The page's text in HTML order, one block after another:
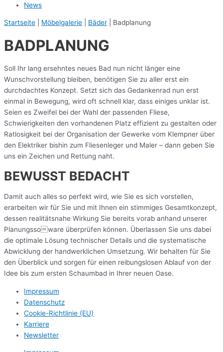
News
Startseite Möbelgalerie Bäder Badplanung
BADPLANUNG
Soll Ihr lang ersehntes neues Bad nun nicht länger eine
Wunschvorstellung bleiben, benötigen Sie zu aller erst ein
durchdachtes Konzept. Setzt sich das Gedankenrad nun erst
einmal in Bewegung, wird oft schnell klar, dass einiges unklar ist.
Seien es Zweifel bei der Wahl der passenden Fliese,
Schwierigkeiten den vorhandenen Platz effizient zu gestalten oder
Ratlosigkeit bei der Organisation der Gewerke vom Klempner über
den Elektriker bishin zum Fliesenleger und Maler – dann geben Sie
uns ein Zeichen und Rettung naht.
BEWUSST BEDACHT
Damit auch alles so perfekt wird, wie Sie es sich vorstellen,
erarbeiten wir für Sie und mit Ihnen ein stimmiges Gesamtkonzept,
dessen realitätsnahe Wirkung Sie bereits vorab anhand unserer
Planungssoware überprüfen können. Überlassen Sie uns dabei
die optimale Lösung technischer Details und die systematische
Abwicklung der handwerklichen Umsetzung. Wir behalten für Sie
den Überblick und sorgen für einen reibungslosen Ablauf von der
Idee bis zum ersten Schaumbad in Ihrer neuen Oase.
Impressum
Datenschutz
Cookie-Richtlinie (EU)
Karriere
Newsletter